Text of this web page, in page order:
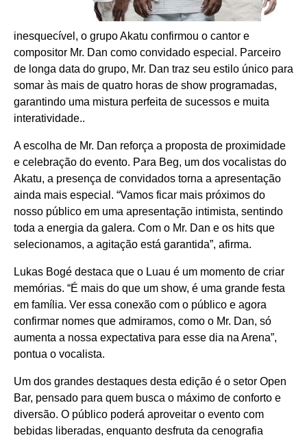
inesquecível, o grupo Akatu confirmou o cantor e
compositor Mr. Dan como convidado especial. Parceiro
de longa data do grupo, Mr. Dan traz seu estilo único para
somar às mais de quatro horas de show programadas,
garantindo uma mistura perfeita de sucessos e muita
interatividade..
A escolha de Mr. Dan reforça a proposta de proximidade
e celebração do evento. Para Beg, um dos vocalistas do
Akatu, a presença de convidados torna a apresentação
ainda mais especial. “Vamos ficar mais próximos do
nosso público em uma apresentação intimista, sentindo
toda a energia da galera. Com o Mr. Dan e os hits que
selecionamos, a agitação está garantida”, afirma.
Lukas Bogé destaca que o Luau é um momento de criar
memórias. “É mais do que um show, é uma grande festa
em família. Ver essa conexão com o público e agora
confirmar nomes que admiramos, como o Mr. Dan, só
aumenta a nossa expectativa para esse dia na Arena”,
pontua o vocalista.
Um dos grandes destaques desta edição é o setor Open
Bar, pensado para quem busca o máximo de conforto e
diversão. O público poderá aproveitar o evento com
bebidas liberadas, enquanto desfruta da cenografia